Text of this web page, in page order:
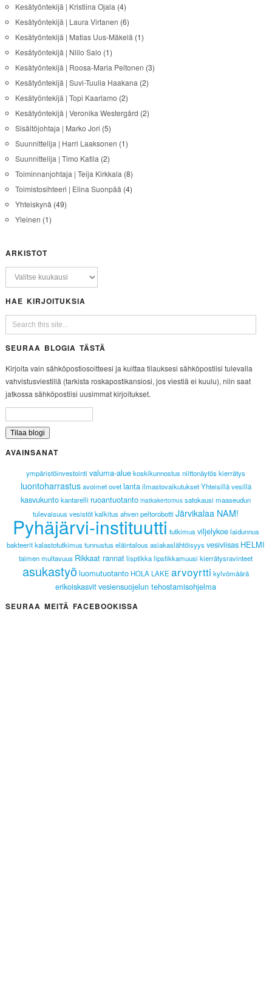
Kesätyöntekijä | Kristiina Ojala (4)
Kesätyöntekijä | Laura Virtanen (6)
Kesätyöntekijä | Matias Uus-Mäkelä (1)
Kesätyöntekijä | Niilo Salo (1)
Kesätyöntekijä | Roosa-Maria Peltonen (3)
Kesätyöntekijä | Suvi-Tuulia Haakana (2)
Kesätyöntekijä | Topi Kaarlamo (2)
Kesätyöntekijä | Veronika Westergård (2)
Sisältöjohtaja | Marko Jori (5)
Suunnittelija | Harri Laaksonen (1)
Suunnittelija | Timo Katila (2)
Toiminnanjohtaja | Teija Kirkkala (8)
Toimistosihteeri | Elina Suonpää (4)
Yhteiskynä (49)
Yleinen (1)
ARKISTOT
HAE KIRJOITUKSIA
SEURAA BLOGIA TÄSTÄ
Kirjoita vain sähköpostiosoitteesi ja kuittaa tilauksesi sähköpostiisi tulevalla
vahvistusviestillä (tarkista roskapostikansiosi, jos viestiä ei kuulu), niin saat
jatkossa sähköpostiisi uusimmat kirjoitukset.
AVAINSANAT
ympäristöinvestointi valuma-alue koskikunnostus niittonäytös kierrätys
luontoharrastusavoimet ovetlantailmastovaikutuksetYhteisillä vesillä
kasvukunto kantarelli ruoantuotanto matkakertomus satokausi maaseudun
tulevaisuus vesistöt kalkitus ahven peltorobotti Järvikalaa NAM!
Pyhäjärvi-instituutti tutkimusviljelykoelaidunnus
bakteerit kalastotutkimus tunnustus eläintalous asiakaslähtöisyys vesiviisas HELMI
taimen multavuus Rikkaat rannat lisptikka lipstikkamuusi kierrätysravinteet
asukastyöluomutuotanto HOLA LAKE arvoyrtti kylvömäärä
erikoiskasvitvesiensuojelun tehostamisohjelma
SEURAA MEITÄ FACEBOOKISSA